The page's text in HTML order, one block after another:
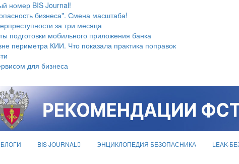
номер BIS Journal!
бизнеса". Смена масштаба!
за три месяца
подготовки мобильного приложения банка
периметра КИИ. Что показала практика поправок
для бизнеса
БЛОГИ BIS JOURNAL ЭНЦИКЛОПЕДИЯ БЕЗОПАСНИКА LEAK-